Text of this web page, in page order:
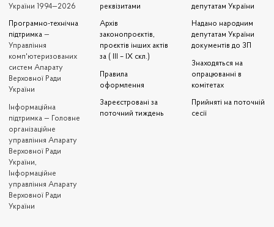
України 1994—2026
Програмно-технічна
підтримка —
Управління
комп'ютеризованих
систем Апарату
Верховної Ради
України
Iнформаційна
підтримка — Головне
організаційне
управління Апарату
Верховної Ради
України,
Інформаційне
управління Апарату
Верховної Ради
України
реквізитами
Архів
законопроєктів,
проєктів інших актів
за ( III – IX скл.)
Правила
оформлення
Зареєстровані за
поточний тиждень
депутатам України
Надано народним
депутатам України
документів до ЗП
Знаходяться на
опрацюванні в
комітетах
Прийняті на поточній
сесії